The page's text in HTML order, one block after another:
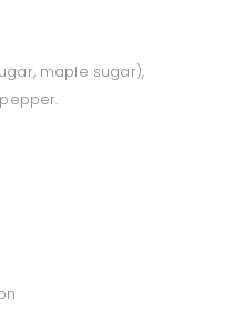
maple sugar),